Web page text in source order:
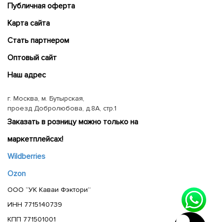
Публичная оферта
Карта сайта
Cтать партнером
Оптовый сайт
Наш адрес
г. Москва, м. Бутырская,
проезд Добролюбова, д.8А, стр.1
Заказать в розницу можно только на
маркетплейсах!
Wildberries
Ozon
ООО “УК Каваи Фэктори”
ИНН 7715140739
КПП 771501001